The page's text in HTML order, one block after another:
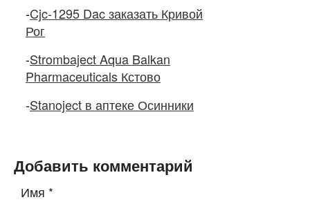
-Cjc-1295 Dac заказать Кривой
Рог
-Strombaject Aqua Balkan
Pharmaceuticals Кстово
-Stanoject в аптеке Осинники
Добавить комментарий
Имя *